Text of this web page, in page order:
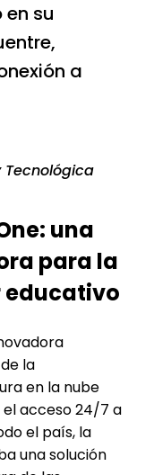
su
a
Tecnológica
una
para la
educativo
la
en la nube
acceso 24/7 a
el país, la
una solución